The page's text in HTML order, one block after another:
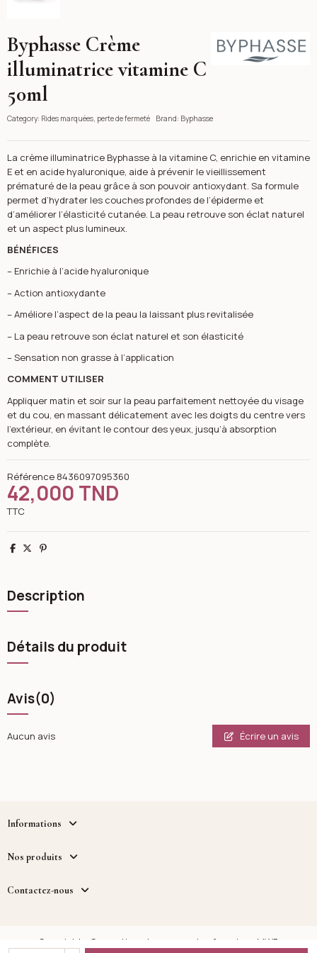
Byphasse
Byphasse Crème
illuminatrice vitamine C
50ml
Category: Rides marquées, perte de fermeté Brand: Byphasse
La crème illuminatrice Byphasse à la vitamine C, enrichie en vitamine
E et en acide hyaluronique, aide à prévenir le vieillissement
prématuré de la peau grâce à son pouvoir antioxydant. Sa formule
permet d’hydrater les couches profondes de l’épiderme et
d’améliorer l’élasticité cutanée. La peau retrouve son éclat naturel
et un aspect plus lumineux.
BÉNÉFICES
– Enrichie à l’acide hyaluronique
– Action antioxydante
– Améliore l’aspect de la peau la laissant plus revitalisée
– La peau retrouve son éclat naturel et son élasticité
– Sensation non grasse à l’application
COMMENT UTILISER
Appliquer matin et soir sur la peau parfaitement nettoyée du visage
et du cou, en massant délicatement avec les doigts du centre vers
l’extérieur, en évitant le contour des yeux, jusqu’à absorption
complète.
Référence 8436097095360
42,000 TND
TTC
Partager
TweetPinterest
Description
Détails du produit
Avis(0)
Aucun avis Écrire un avis
Informations
Nos produits
Contactez-nous
Copyright - Cosmetique.tn - un service fourni par MWB